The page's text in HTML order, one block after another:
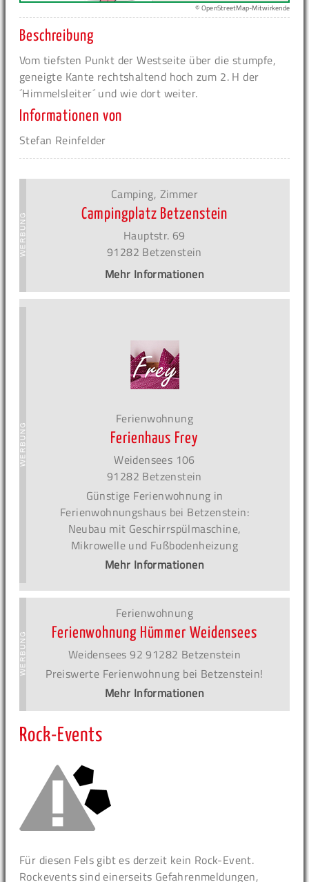
© OpenStreetMap-Mitwirkende
Beschreibung
Vom tiefsten Punkt der Westseite über die stumpfe,
geneigte Kante rechtshaltend hoch zum 2. H der
´Himmelsleiter´ und wie dort weiter.
Informationen von
Stefan Reinfelder
Camping, Zimmer
Campingplatz Betzenstein
Hauptstr. 69
91282 Betzenstein
Mehr Informationen
Ferienwohnung
Ferienhaus Frey
Weidensees 106
91282 Betzenstein
Günstige Ferienwohnung in
Ferienwohnungshaus bei Betzenstein:
Neubau mit Geschirrspülmaschine,
Mikrowelle und Fußbodenheizung
Mehr Informationen
Ferienwohnung
Ferienwohnung Hümmer Weidensees
Weidensees 92 91282 Betzenstein
Preiswerte Ferienwohnung bei Betzenstein!
Mehr Informationen
Rock-Events
Für diesen Fels gibt es derzeit kein Rock-Event.
Rockevents sind einerseits Gefahrenmeldungen,